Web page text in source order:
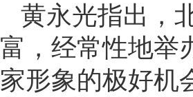
黄永光指出，
富，经常性地举
家形象的极好机